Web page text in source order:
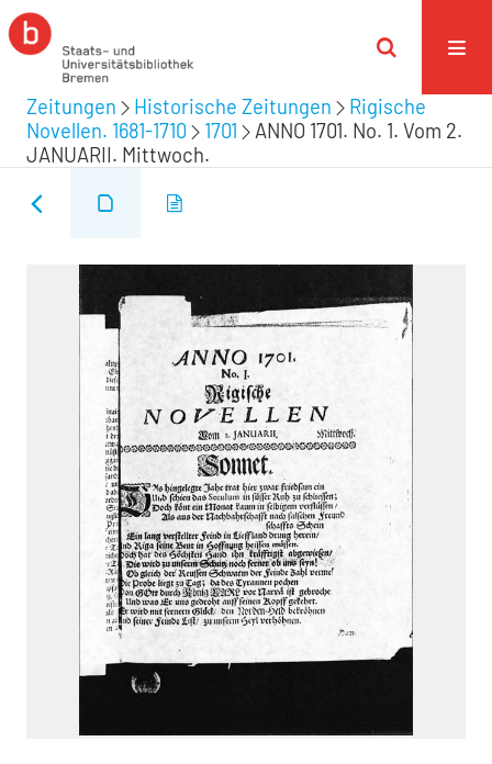
Zeitungen Historische Zeitungen
Rigische
Novellen. 1681-1710
1701
ANNO 1701. No. 1. Vom 2.
JANUARII. Mittwoch.